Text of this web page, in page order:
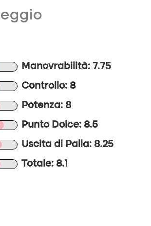
Manovrabilità: 7.75
Controllo: 8
Potenza: 8
Punto Dolce: 8.5
Uscita di Palla: 8.25
Totale: 8.1